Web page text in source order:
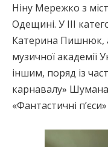
Ніну Мережко з
Одещині. У ІІІ
Катерина Пишнюк,
музичної академії
іншим, поряд із
карнавалу»
«Фантастичні